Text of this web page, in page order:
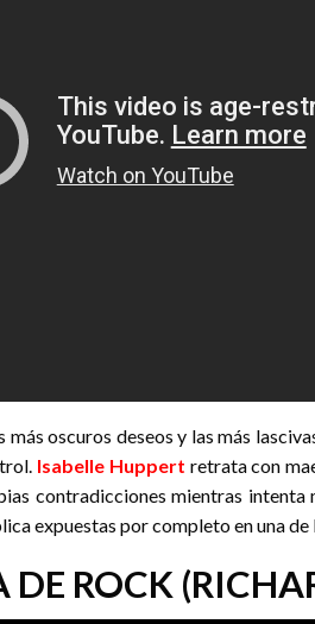
más oscuros deseos y las más
Isabelle Huppert retrata con
contradicciones mientras
expuestas por completo en una
DE ROCK